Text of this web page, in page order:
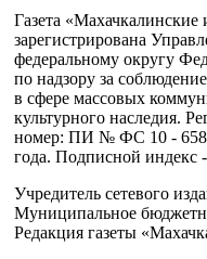
Газета «Махачкалинские
зарегистрирована
федеральному округу
по надзору за
в сфере массовых
культурного наследия.
номер: ПИ № ФС 10 -
года. Подписной индекс
Учредитель сетевого
Муниципальное
Редакция газеты